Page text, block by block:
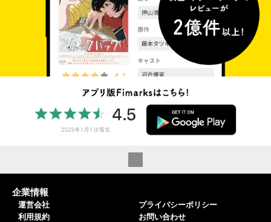
企業情報
運営会社
利用規約
プライバシーポリシー
お問い合わせ